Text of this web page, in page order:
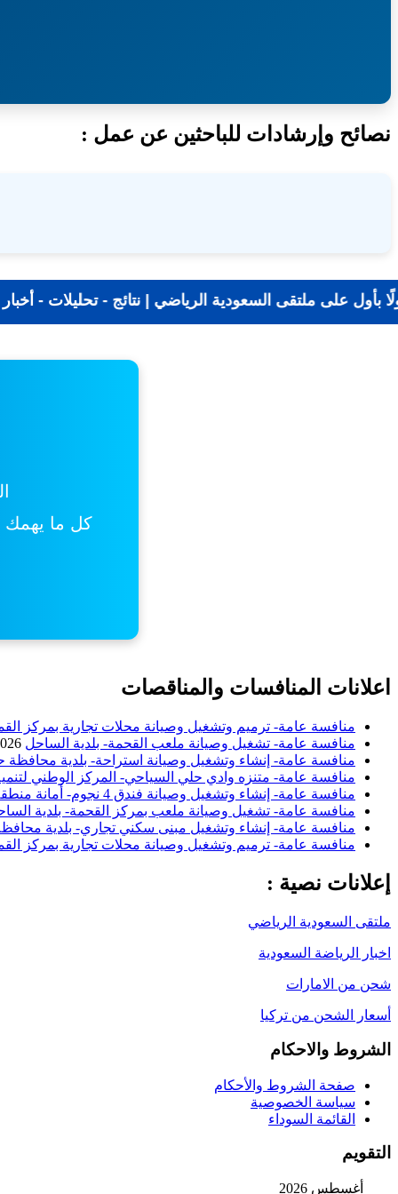
نصائح وإرشادات للباحثين عن عمل :
الرياضة أولًا بأول على ملتقى السعودية الرياضي | نتائج -
كل ما يهمك
اعلانات المنافسات والمناقصات
منافسة عامة- ترميم وتشغيل وصيانة محلات تجارية بمركز
منافسة عامة- تشغيل وصيانة ملعب القحمة- بلدية الساحل
منافسة عامة- إنشاء وتشغيل وصيانة استراحة- بلدية محافظة
منافسة عامة- متنزه وادي حلي السياحي- المركز الوطني
منافسة عامة- إنشاء وتشغيل وصيانة فندق 4 نجوم- أمانة منطقة الباحة
منافسة عامة- تشغيل وصيانة ملعب بمركز القحمة- بلدية
منافسة عامة- إنشاء وتشغيل مبنى سكني تجاري- بلدية
منافسة عامة- ترميم وتشغيل وصيانة محلات تجارية بمركز
إعلانات نصية :
ملتقى السعودية الرياضي
اخبار الرياضة السعودية
شحن من الامارات
أسعار الشحن من تركيا
الشروط والاحكام
صفحة الشروط والأحكام
سياسة الخصوصية
القائمة السوداء
التقويم
أغسطس 2026